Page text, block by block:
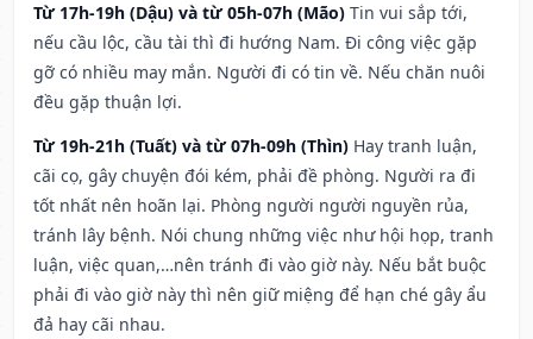
Từ 17h-19h (Dậu) và từ 05h-07h (Mão) Tin vui sắp tới,
nếu cầu lộc, cầu tài thì đi hướng Nam. Đi công việc gặp
gỡ có nhiều may mắn. Người đi có tin về. Nếu chăn nuôi
đều gặp thuận lợi.
Từ 19h-21h (Tuất) và từ 07h-09h (Thìn) Hay tranh luận,
cãi cọ, gây chuyện đói kém, phải đề phòng. Người ra đi
tốt nhất nên hoãn lại. Phòng người người nguyền rủa,
tránh lây bệnh. Nói chung những việc như hội họp, tranh
luận, việc quan,…nên tránh đi vào giờ này. Nếu bắt buộc
phải đi vào giờ này thì nên giữ miệng để hạn ché gây ẩu
đả hay cãi nhau.